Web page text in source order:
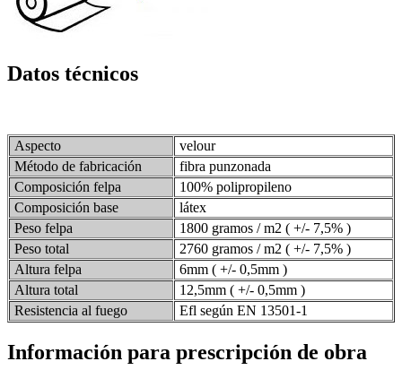
Datos técnicos
Aspecto
velour
Método de fabricación
fibra punzonada
Composición felpa
100% polipropileno
Composición base
látex
Peso felpa
1800 gramos / m2 ( +/- 7,5% )
Peso total
2760 gramos / m2 ( +/- 7,5% )
Altura felpa
6mm ( +/- 0,5mm )
Altura total
12,5mm ( +/- 0,5mm )
Resistencia al fuego
Efl según EN 13501-1
Información para prescripción de obra